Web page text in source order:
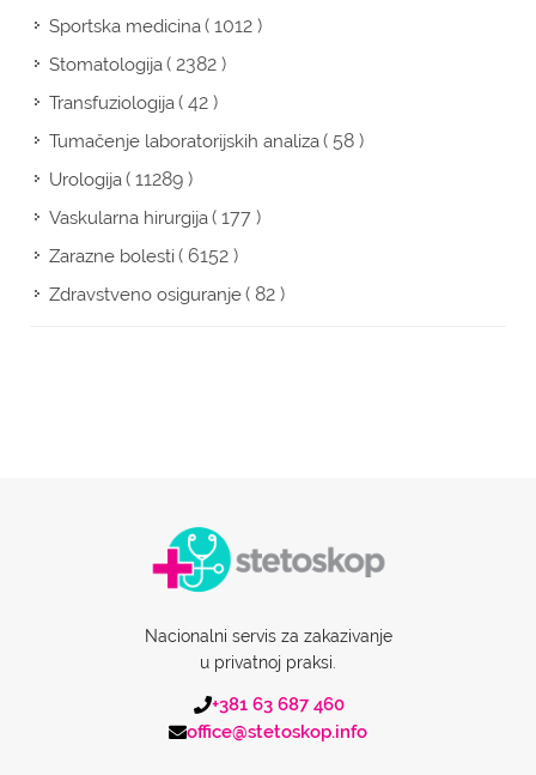
Sportska medicina( 1012 )
Stomatologija( 2382 )
Transfuziologija( 42 )
Tumačenje laboratorijskih analiza( 58 )
Urologija( 11289 )
Vaskularna hirurgija( 177 )
Zarazne bolesti( 6152 )
Zdravstveno osiguranje( 82 )
Nacionalni servis za zakazivanje
u privatnoj praksi.
+381 63 687 460
office@stetoskop.info